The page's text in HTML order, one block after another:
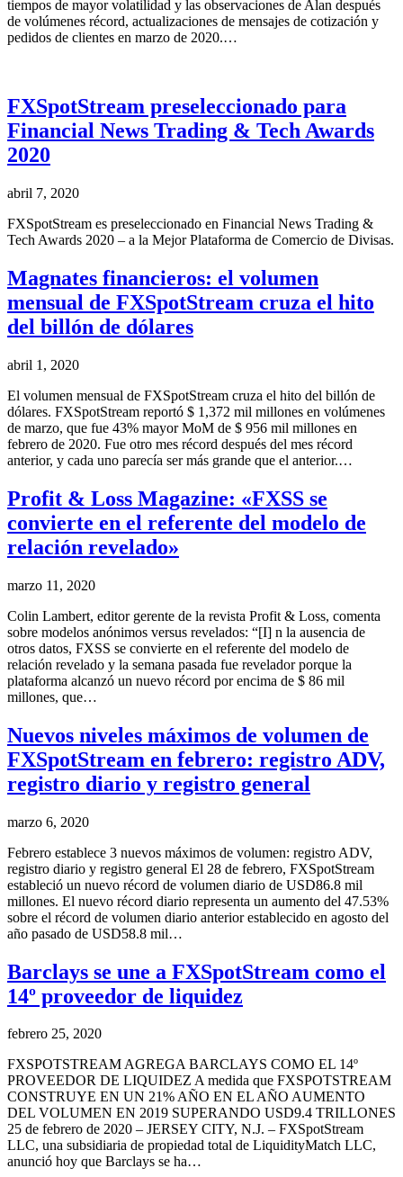
tiempos de mayor volatilidad y las observaciones de Alan después
de volúmenes récord, actualizaciones de mensajes de cotización y
pedidos de clientes en marzo de 2020.…
FXSpotStream preseleccionado para
Financial News Trading & Tech Awards
2020
abril 7, 2020
FXSpotStream es preseleccionado en Financial News Trading &
Tech Awards 2020 – a la Mejor Plataforma de Comercio de Divisas.
Magnates financieros: el volumen
mensual de FXSpotStream cruza el hito
del billón de dólares
abril 1, 2020
El volumen mensual de FXSpotStream cruza el hito del billón de
dólares. FXSpotStream reportó $ 1,372 mil millones en volúmenes
de marzo, que fue 43% mayor MoM de $ 956 mil millones en
febrero de 2020. Fue otro mes récord después del mes récord
anterior, y cada uno parecía ser más grande que el anterior.…
Profit & Loss Magazine: «FXSS se
convierte en el referente del modelo de
relación revelado»
marzo 11, 2020
Colin Lambert, editor gerente de la revista Profit & Loss, comenta
sobre modelos anónimos versus revelados: “[I] n la ausencia de
otros datos, FXSS se convierte en el referente del modelo de
relación revelado y la semana pasada fue revelador porque la
plataforma alcanzó un nuevo récord por encima de $ 86 mil
millones, que…
Nuevos niveles máximos de volumen de
FXSpotStream en febrero: registro ADV,
registro diario y registro general
marzo 6, 2020
Febrero establece 3 nuevos máximos de volumen: registro ADV,
registro diario y registro general El 28 de febrero, FXSpotStream
estableció un nuevo récord de volumen diario de USD86.8 mil
millones. El nuevo récord diario representa un aumento del 47.53%
sobre el récord de volumen diario anterior establecido en agosto del
año pasado de USD58.8 mil…
Barclays se une a FXSpotStream como el
14º proveedor de liquidez
febrero 25, 2020
FXSPOTSTREAM AGREGA BARCLAYS COMO EL 14º
PROVEEDOR DE LIQUIDEZ A medida que FXSPOTSTREAM
CONSTRUYE EN UN 21% AÑO EN EL AÑO AUMENTO
DEL VOLUMEN EN 2019 SUPERANDO USD9.4 TRILLONES
25 de febrero de 2020 – JERSEY CITY, N.J. – FXSpotStream
LLC, una subsidiaria de propiedad total de LiquidityMatch LLC,
anunció hoy que Barclays se ha…